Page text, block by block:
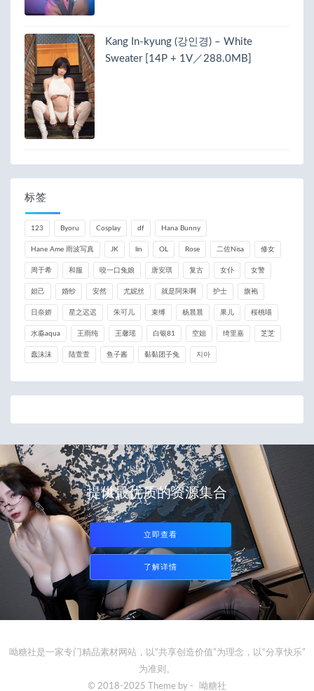
Kang In-kyung (강인경) – White
Sweater [14P + 1V／288.0MB]
标签
123 Byoru Cosplay df Hana Bunny
Hane Ame 雨波写真 JK lin OL Rose 二佐Nisa 修女
周于希 和服 咬一口兔娘 唐安琪 复古 女仆 女警
妲己 婚纱 安然 尤妮丝 就是阿朱啊 护士 旗袍
日奈娇 星之迟迟 朱可儿 束缚 杨晨晨 果儿 桜桃喵
水淼aqua 王雨纯 王馨瑶 白银81 空姐 绮里嘉 芝芝
蠢沫沫 陆萱萱 鱼子酱 黏黏团子兔 지아
提供最优质的资源集合
立即查看
了解详情
呦糖社是一家专门精品素材网站，以“共享创造价值”为理念，以“分享快乐”
为准则。
© 2018-2025 Theme by -
呦糖社